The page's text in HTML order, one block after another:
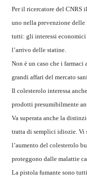
Per il ricercatore del CNRS
uno nella prevenzione delle
tutti: gli interessi
l’arrivo delle statine.
Non è un caso che i
grandi affari del mercato
Il colesterolo interessa
prodotti presumibilmente
Va superata anche la
tratta di semplici idiozie. Vi
l’aumento del colesterolo
proteggono dalle malattie
La pistola fumante sono